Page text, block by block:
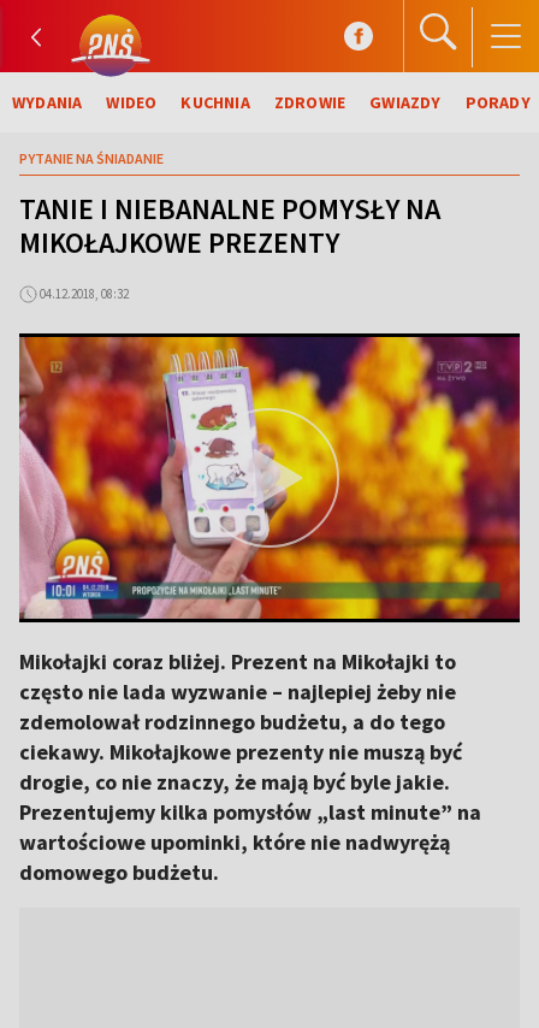
WYDANIA WIDEO KUCHNIA ZDROWIE GWIAZDY PORADY
PYTANIE NA ŚNIADANIE
TANIE I NIEBANALNE POMYSŁY NA
MIKOŁAJKOWE PREZENTY
04.12.2018, 08:32
Mikołajki coraz bliżej. Prezent na Mikołajki to
często nie lada wyzwanie – najlepiej żeby nie
zdemolował rodzinnego budżetu, a do tego
ciekawy. Mikołajkowe prezenty nie muszą być
drogie, co nie znaczy, że mają być byle jakie.
Prezentujemy kilka pomysłów „last minute” na
wartościowe upominki, które nie nadwyrężą
domowego budżetu.